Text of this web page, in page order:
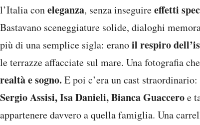
l’Italia coneleganza, senza inseguireeffetti
Bastavano sceneggiature solide, dialoghi
più di una semplice sigla: eranoil respiro
le terrazze affacciate sul mare. Una fotografia
realtà e sogno. E poi c’era un cast straordinario:
Sergio Assisi, Isa Danieli, Bianca Guacceroe
appartenere davvero a quella famiglia. Una